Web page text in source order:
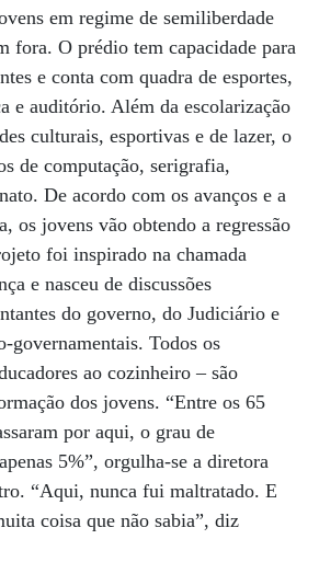
em regime de semiliberdade
fora. O prédio tem capacidade para
e conta com quadra de esportes,
e auditório. Além da escolarização
culturais, esportivas e de lazer, o
de computação, serigrafia,
De acordo com os avanços e a
os jovens vão obtendo a regressão
foi inspirado na chamada
e nasceu de discussões
do governo, do Judiciário e
governamentais. Todos os
ao cozinheiro – são
dos jovens. “Entre os 65
por aqui, o grau de
5%”, orgulha-se a diretora
“Aqui, nunca fui maltratado. E
coisa que não sabia”, diz